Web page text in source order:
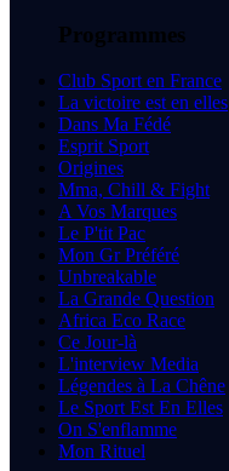
Programmes
Club Sport en France
La victoire est en elles
Dans Ma Fédé
Esprit Sport
Origines
Mma, Chill & Fight
A Vos Marques
Le P'tit Pac
Mon Gr Préféré
Unbreakable
La Grande Question
Africa Eco Race
Ce Jour-là
L'interview Media
Légendes à La Chêne
Le Sport Est En Elles
On S'enflamme
Mon Rituel